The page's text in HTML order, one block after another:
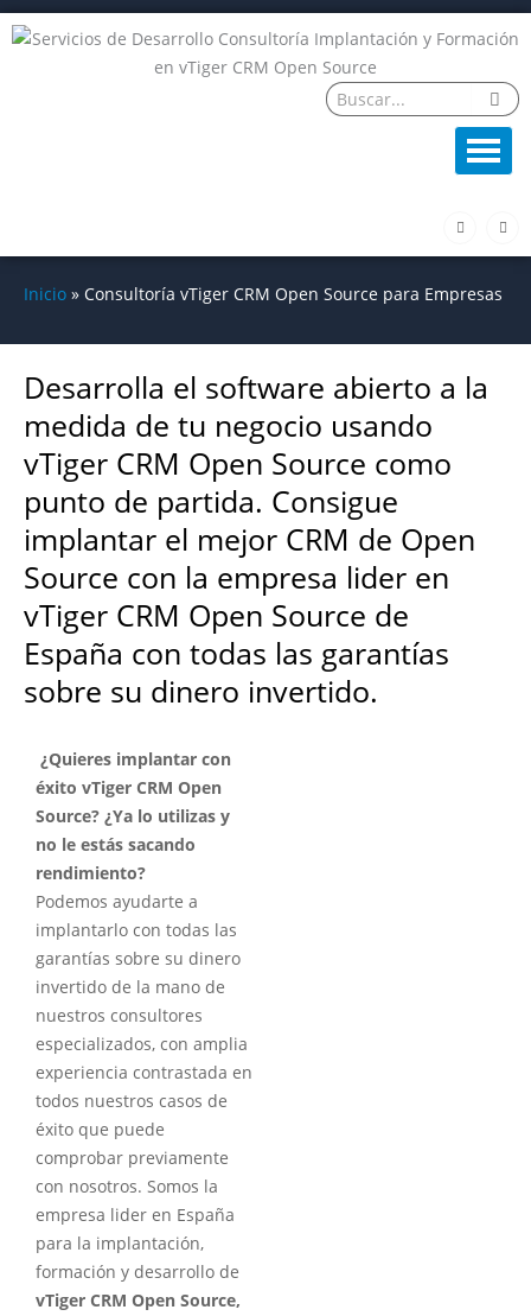
Ir
al
a
c
e
o
i
n
k
i
Inicio Consultoría vTiger CRM Open Source para Empresas
Desarrolla el software abierto a la
medida de tu negocio usando
vTiger CRM Open Source como
punto de partida. Consigue
implantar el mejor CRM de Open
Source con la empresa lider en
vTiger CRM Open Source de
España con todas las garantías
sobre su dinero invertido.
¿Quieres implantar con
éxito vTiger CRM Open
Source? ¿Ya lo utilizas y
no le estás sacando
rendimiento?
Podemos ayudarte a
implantarlo con todas las
garantías sobre su dinero
invertido de la mano de
nuestros consultores
especializados, con amplia
experiencia contrastada en
todos nuestros casos de
éxito que puede
comprobar previamente
con nosotros. Somos la
empresa lider en España
para la implantación,
formación y desarrollo de
vTiger CRM Open Source,